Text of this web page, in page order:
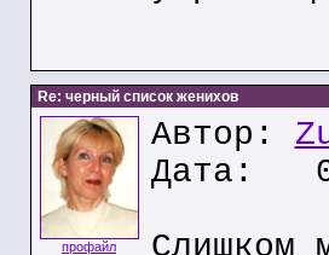
Re: черный список женихов
профайл
Автор:
Дата:
Слишком